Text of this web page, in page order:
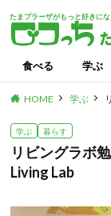
たまプラーザがもっと好きに
食べる 学ぶ
HOME 学ぶ
学ぶ 暮らす
リビングラボ
Living Lab